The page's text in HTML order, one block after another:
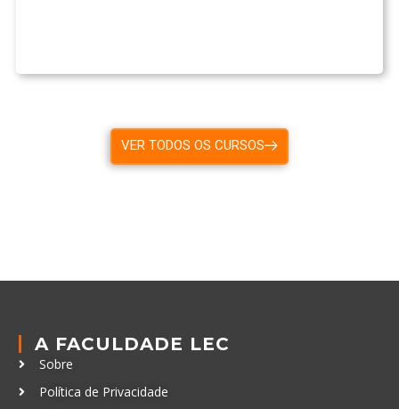
VER TODOS OS CURSOS
A FACULDADE LEC
Sobre
Política de Privacidade